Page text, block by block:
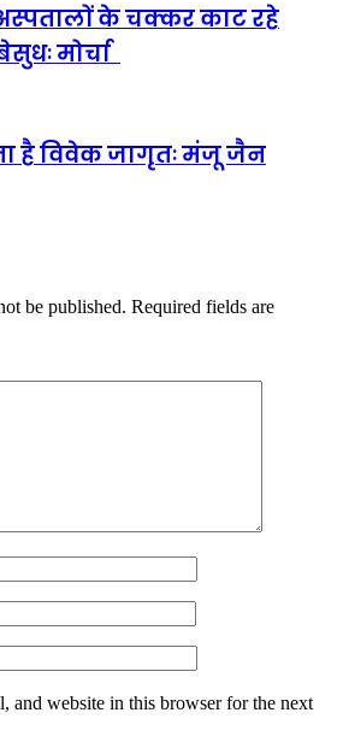
के चक्कर काट रहे
मोर्चा
है विवेक जागृतः मंजू जैन
be published. Required fields are
and website in this browser for the next